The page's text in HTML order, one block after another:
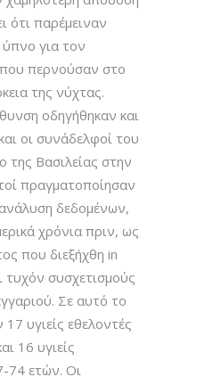
ότι παρέμειναν
για τον
περνούσαν στο
της νύχτας.
οδηγήθηκαν και
οι συνάδελφοί του
της Βασιλείας στην
πραγματοποίησαν
δεδομένων,
χρόνια πριν, ως
που διεξήχθη in
τυχόν συσχετισμούς
Σε αυτό το
υγιείς εθελοντές
16 υγιείς
74 ετών. Οι